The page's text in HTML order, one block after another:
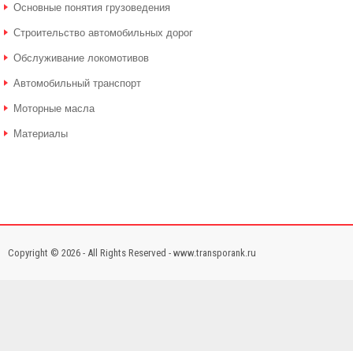
Основные понятия грузоведения
Строительство автомобильных дорог
Обслуживание локомотивов
Автомобильный транспорт
Моторные масла
Материалы
Copyright © 2026 - All Rights Reserved - www.transporank.ru